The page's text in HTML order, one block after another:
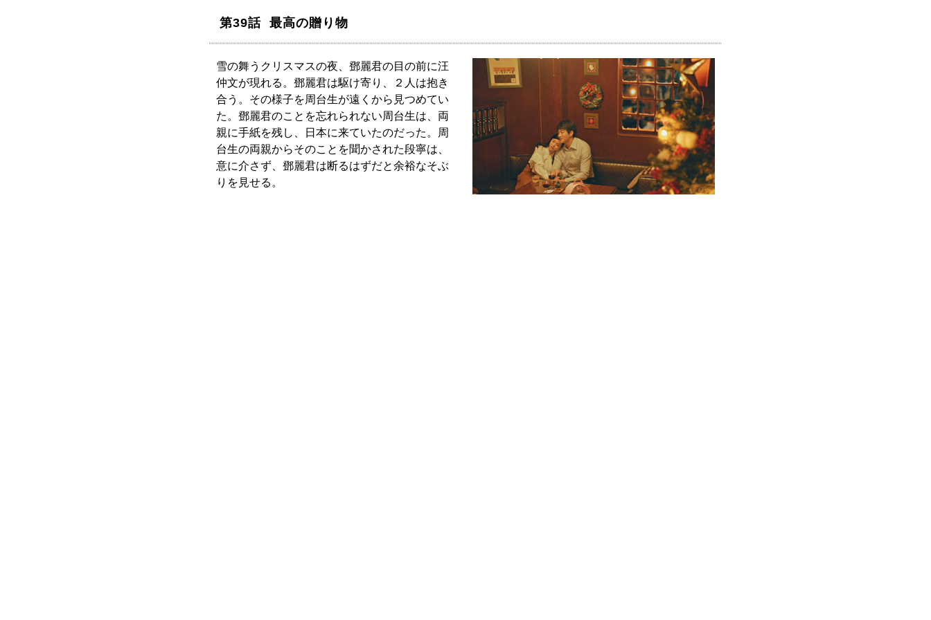
第39話 最高の贈り物
雪の舞うクリスマスの夜、鄧麗君の目の前に汪
仲文が現れる。鄧麗君は駆け寄り、２人は抱き
合う。その様子を周台生が遠くから見つめてい
た。鄧麗君のことを忘れられない周台生は、両
親に手紙を残し、日本に来ていたのだった。周
台生の両親からそのことを聞かされた段寧は、
意に介さず、鄧麗君は断るはずだと余裕なそぶ
りを見せる。